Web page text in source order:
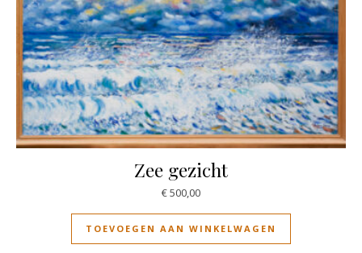
Zee gezicht
€500,00
TOEVOEGEN AAN WINKELWAGEN